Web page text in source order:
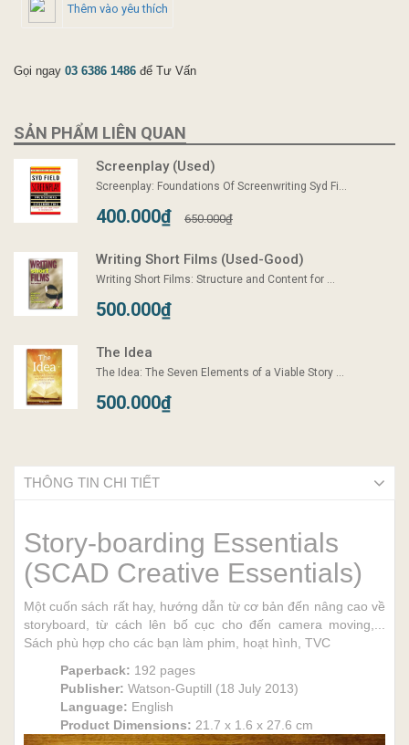
Thêm vào yêu thích
Gọi ngay 03 6386 1486 để Tư Vấn
SẢN PHẨM LIÊN QUAN
Screenplay (Used)
Screenplay: Foundations Of Screenwriting Syd Fi...
400.000₫ 650.000₫
Writing Short Films (Used-Good)
Writing Short Films: Structure and Content for ...
500.000₫
The Idea
The Idea: The Seven Elements of a Viable Story ...
500.000₫
THÔNG TIN CHI TIẾT
Story-boarding Essentials
(SCAD Creative Essentials)
Một cuốn sách rất hay, hướng dẫn từ cơ bản đến nâng cao về
storyboard, từ cách lên bố cục cho đến camera moving,...
Sách phù hợp cho các bạn làm phim, hoạt hình, TVC
Paperback: 192 pages
Publisher: Watson-Guptill (18 July 2013)
Language: English
Product Dimensions: 21.7 x 1.6 x 27.6 cm